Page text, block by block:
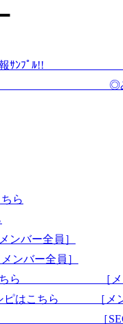
対策情報ｻﾝﾌ
イトサ
ら
ンバー全員］
バー全員］
はこちら ［メン
シピはこちら ［メ
ちら ［SEO-